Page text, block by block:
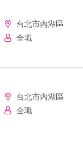
台北市內湖區
全職
台北市內湖區
全職